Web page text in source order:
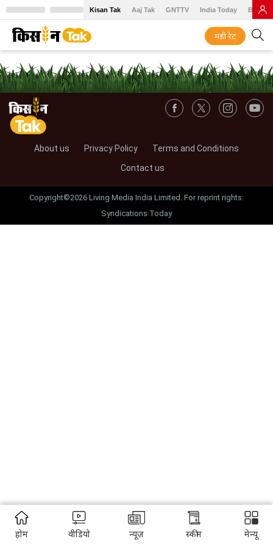
Kisan Tak Aaj Tak GNTTV India Today BT
मंडी रेट
About us Privacy Policy
Terms and Conditions
Contact us
Copyright©2026 Living Media India Limited. For reprint rights:
Syndications Today
होम वीडियो न्यूज़ स्कीम मेन्यू